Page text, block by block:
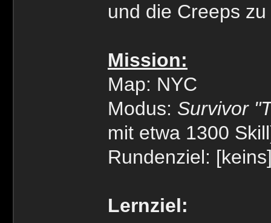
und die Creeps
Mission:
Map: NYC
Modus: Survivor
mit etwa 1300
Rundenziel:
Lernziel: